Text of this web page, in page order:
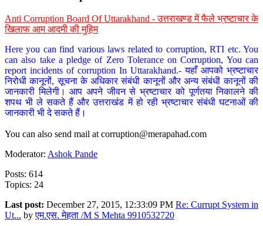
Anti Corruption Board Of Uttarakhand - उत्तराखण्ड में फैले भ्रष्टाचार के
खिलाफ आम आदमी की मुहिम
Here you can find various laws related to corruption, RTI etc. You
can also take a pledge of Zero Tolerance on Corruption, You can
report incidents of corruption In Uttarakhand.- यहाँ आपको भ्रष्टाचार
निरोधी कानूनों, सूचना के अधिकार संबंधी कानूनों और अन्य संबंधी कानूनों की
जानकारी मिलेगी। आप अपने जीवन से भ्रष्टाचार को पूर्णतया निकालने की
शपथ भी ले सकते हैं और उत्तराखंड में हो रही भ्रष्टाचार संबंधी घटनाओं की
जानकारी भी दे सकते हैं।
You can also send mail at corruption@merapahad.com
Moderator: Ashok Pande
Posts: 614
Topics: 24
Last post: December 27, 2015, 12:33:09 PM Re: Currupt System in
Ut... byएम.एस. मेहता /M S Mehta 9910532720